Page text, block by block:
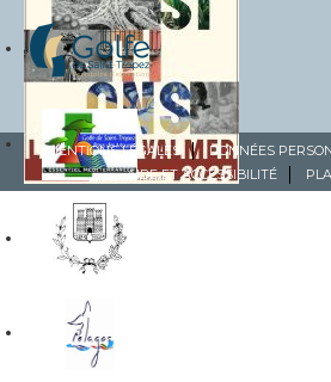
MENTIONS LÉGALES DONNÉES
AIDE ET ACCESSIBILITÉ